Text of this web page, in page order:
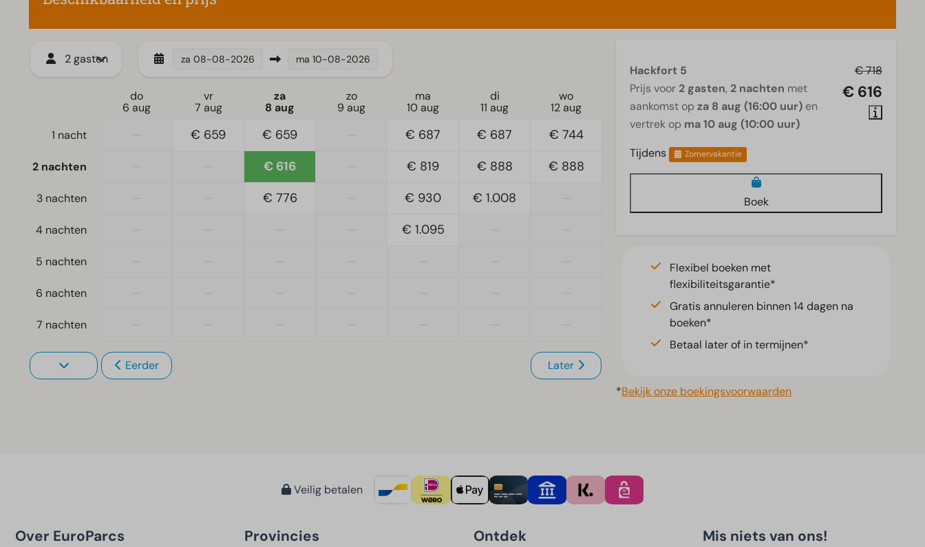
2 gasten za 08-08-2026 ma 10-08-2026
do
6 aug
vr
7 aug
za
8 aug
zo
9 aug
ma
10 aug
di
11 aug
wo
12 aug
1 nacht
€ 659 € 659 € 687 € 687 € 744
2 nachten € 616 € 819 € 888 € 888
3 nachten € 776 € 930 € 1.008
4 nachten € 1.095
5 nachten
6 nachten
7 nachten
Eerder Later
€ 718
€ 616
Hackfort 5
Prijs voor 2 gasten, 2 nachten met
aankomst opza 8 aug (16:00 uur) en
vertrek op ma 10 aug (10:00 uur)
Tijdens
Zomervakantie
Boek
Flexibel boeken met
flexibiliteitsgarantie*
Gratis annuleren binnen 14 dagen na
boeken*
Betaal later of in termijnen*
*Bekijk onze boekingsvoorwaarden
Veilig betalen
Over EuroParcs Provincies Ontdek Mis niets van ons!